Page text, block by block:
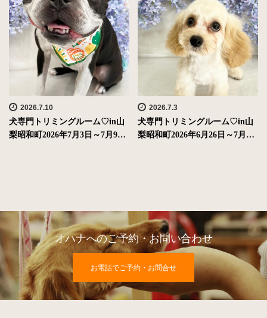
2026.7.10
犬専門トリミングルーム♡in山
梨昭和町2026年7月3日～7月9…
2026.7.3
犬専門トリミングルーム♡in山
梨昭和町2026年6月26日～7月…
オハナへのご予約・お問い合わせ
お電話でご予約・お問合せ